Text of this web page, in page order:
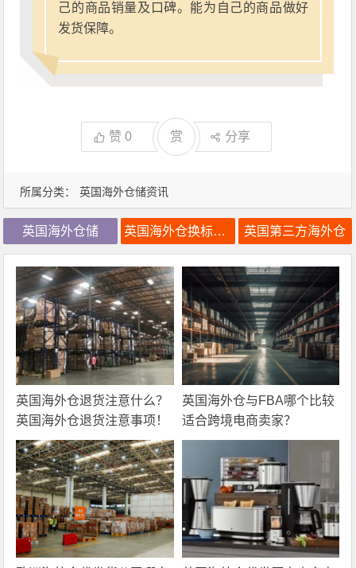
所属分类： 英国海外仓储资讯
己的商品销量及口碑。能为自己的商品做好
发货保障。
赞0 赏 分享
英国海外仓储 英国海外仓换标价格 英国第三方海外仓
英国海外仓退货注意什么？
英国海外仓退货注意事项！
英国海外仓与FBA哪个比较
适合跨境电商卖家？